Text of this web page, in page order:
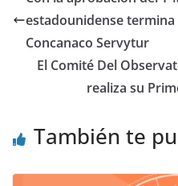
estadounidense
Concanaco Servytur
El Comité Del
realiza su
También te